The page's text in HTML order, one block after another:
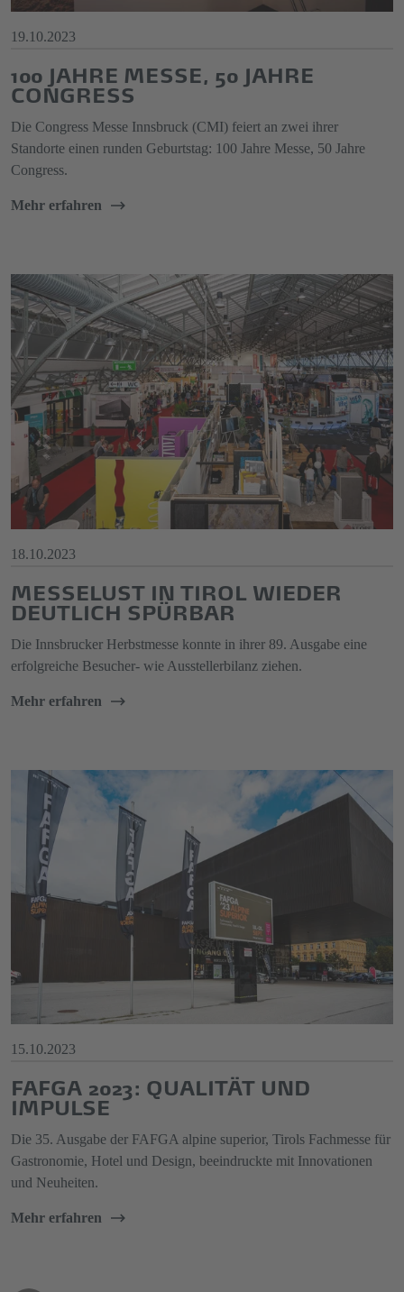
19.10.2023
100 JAHRE MESSE, 50 JAHRE
CONGRESS
Die Congress Messe Innsbruck (CMI) feiert an zwei ihrer
Standorte einen runden Geburtstag: 100 Jahre Messe, 50 Jahre
Congress.
Mehr erfahren
18.10.2023
MESSELUST IN TIROL WIEDER
DEUTLICH SPÜRBAR
Die Innsbrucker Herbstmesse konnte in ihrer 89. Ausgabe eine
erfolgreiche Besucher- wie Ausstellerbilanz ziehen.
Mehr erfahren
15.10.2023
FAFGA 2023: QUALITÄT UND
IMPULSE
Die 35. Ausgabe der FAFGA alpine superior, Tirols Fachmesse für
Gastronomie, Hotel und Design, beeindruckte mit Innovationen
und Neuheiten.
Mehr erfahren